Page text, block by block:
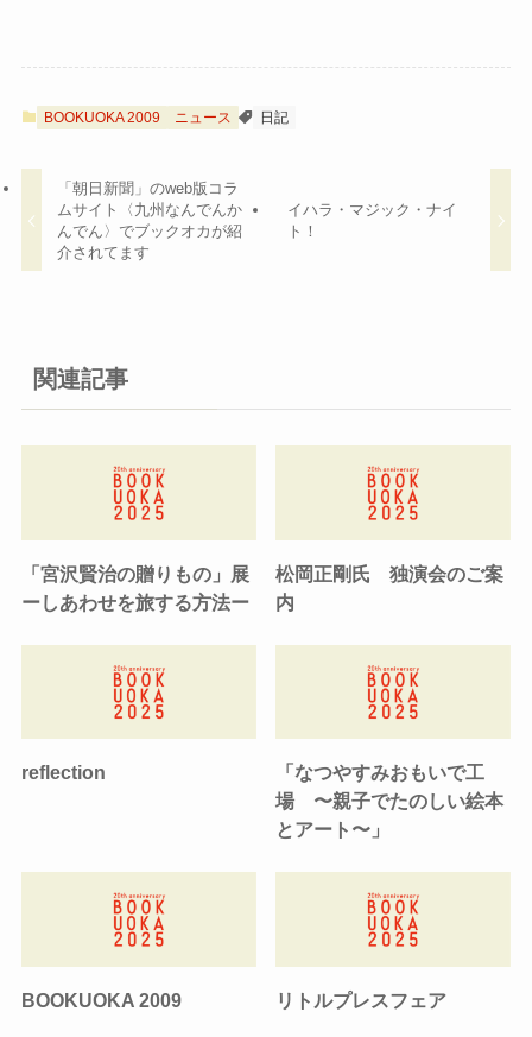
BOOKUOKA 2009 ニュース 日記
「朝日新聞」のweb版コラ
ムサイト〈九州なんでんか
んでん〉でブックオカが紹
介されてます
イハラ・マジック・ナイ
ト！
関連記事
「宮沢賢治の贈りもの」展
ーしあわせを旅する方法ー
松岡正剛氏 独演会のご案
内
reflection
「なつやすみおもいで工
場 〜親子でたのしい絵本
とアート〜」
BOOKUOKA 2009 リトルプレスフェア